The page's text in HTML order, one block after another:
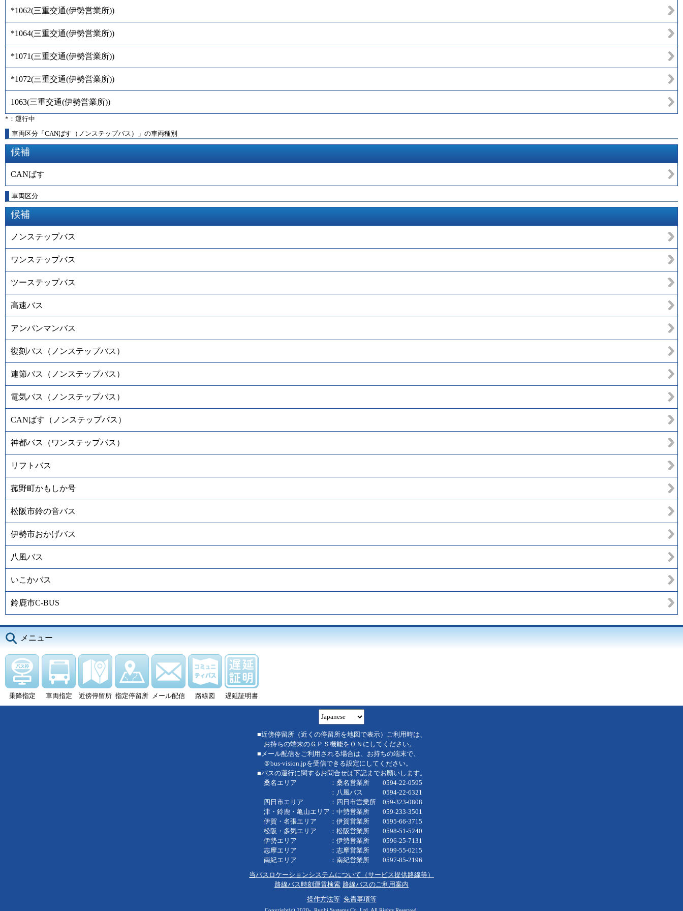
*1062(三重交通(伊勢営業所))
*1064(三重交通(伊勢営業所))
*1071(三重交通(伊勢営業所))
*1072(三重交通(伊勢営業所))
1063(三重交通(伊勢営業所))
*：運行中
車両区分「CANばす（ノンステップバス）」の車両種別
候補
CANばす
車両区分
候補
ノンステップバス
ワンステップバス
ツーステップバス
高速バス
アンパンマンバス
復刻バス（ノンステップバス）
連節バス（ノンステップバス）
電気バス（ノンステップバス）
CANばす（ノンステップバス）
神都バス（ワンステップバス）
リフトバス
菰野町かもしか号
松阪市鈴の音バス
伊勢市おかげバス
八風バス
いこかバス
鈴鹿市C-BUS
メニュー
乗降指定 車両指定 近傍停留所 指定停留所 メール配信 路線図 遅延証明書
■近傍停留所（近くの停留所を地図で表示）ご利用時は、
お持ちの端末のＧＰＳ機能をＯＮにしてください。
■メール配信をご利用される場合は、お持ちの端末で、
＠bus-vision.jpを受信できる設定にしてください。
■バスの運行に関するお問合せは下記までお願いします。
桑名エリア ：桑名営業所 0594-22-0595
：八風バス 0594-22-6321
四日市エリア ：四日市営業所 059-323-0808
津・鈴鹿・亀山エリア：中勢営業所 059-233-3501
伊賀・名張エリア ：伊賀営業所 0595-66-3715
松阪・多気エリア ：松阪営業所 0598-51-5240
伊勢エリア ：伊勢営業所 0596-25-7131
志摩エリア ：志摩営業所 0599-55-0215
南紀エリア ：南紀営業所 0597-85-2196
当バスロケーションシステムについて（サービス提供路線等）
路線バス時刻運賃検索 路線バスのご利用案内
操作方法等 免責事項等